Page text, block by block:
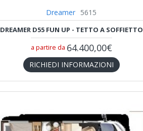
Dreamer 5615
DREAMER D55 FUN UP - TETTO A SOFFIETTO
a partire da 64.400,00€
RICHIEDI INFORMAZIONI